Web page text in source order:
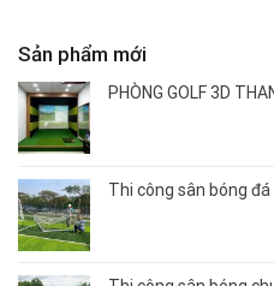
Sản phẩm mới
PHÒNG GOLF 3D
Thi công sân bóng đá